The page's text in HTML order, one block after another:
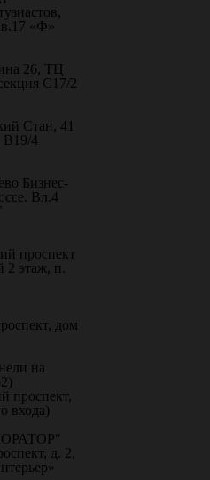
«Ф»
26, ТЦ
С17/2
Стан, 41
4
Бизнес-
Вл.4
проспект
2 этаж, п.
дом
на
проспект,
входа)
д. 2,